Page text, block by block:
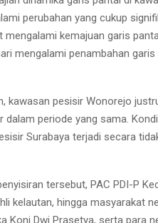
perubahan yang cukup
mengalami kemajuan garis
mengalami penambahan
kawasan pesisir Wonorejo
dalam periode yang sama.
Surabaya terjadi secara
tersebut, PAC PDI-P
kelautan, hingga masyarakat
Koni Dwi Prasetya, serta para